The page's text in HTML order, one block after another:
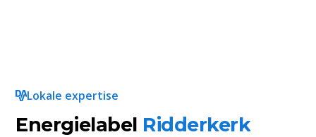
Lokale expertise
Energielabel Ridderkerk